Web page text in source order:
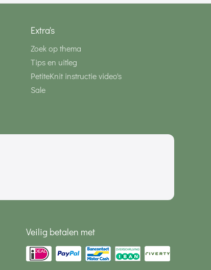
Extra's
Zoek op thema
Tips en uitleg
PetiteKnit instructie video's
Sale
Veilig betalen met